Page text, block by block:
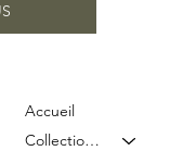
Accueil
Collection & Tarifs